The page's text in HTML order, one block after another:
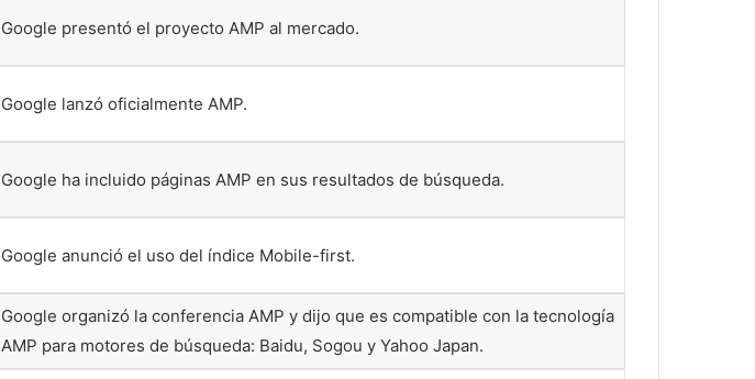
Google presentó el proyecto AMP al mercado.
Google lanzó oficialmente AMP.
Google ha incluido páginas AMP en sus resultados de búsqueda.
Google anunció el uso del índice Mobile-first.
Google organizó la conferencia AMP y dijo que es compatible con la tecnología
AMP para motores de búsqueda: Baidu, Sogou y Yahoo Japan.